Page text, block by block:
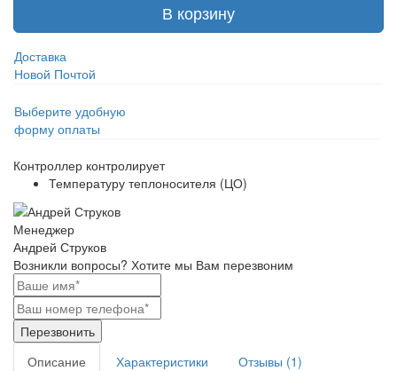
В корзину
Доставка
Новой Почтой
Выберите удобную
форму оплаты
Контроллер контролирует
Температуру теплоносителя (ЦО)
Менеджер
Андрей Струков
Возникли вопросы? Хотите мы Вам перезвоним
Перезвонить
Описание
Характеристики Отзывы (1)